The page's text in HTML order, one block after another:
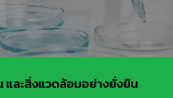
และสิ่งแวดล้อมอย่างยั่งยืน